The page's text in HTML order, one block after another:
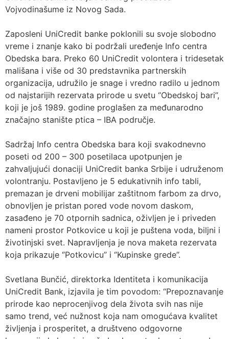
Vojvodinašume iz Novog Sada.
Zaposleni UniCredit banke poklonili su svoje slobodno
vreme i znanje kako bi podržali uređenje Info centra
Obedska bara. Preko 60 UniCredit volontera i tridesetak
mališana i više od 30 predstavnika partnerskih
organizacija, udružilo je snage i vredno radilo u jednom
od najstarijih rezervata prirode u svetu ‘’Obedskoj bari’’,
koji je još 1989. godine proglašen za međunarodno
značajno stanište ptica – IBA područje.
Sadržaj Info centra Obedska bara koji svakodnevno
poseti od 200 – 300 posetilaca upotpunjen je
zahvaljujući donaciji UniCredit banka Srbije i udruženom
volontranju. Postavljeno je 5 edukativnih info tabli,
premazan je drveni mobilijar zaštitnom farbom za drvo,
obnovljen je pristan pored vode novom daskom,
zasađeno je 70 otpornih sadnica, oživljen je i priveden
nameni prostor Potkovice u koji je puštena voda, biljni i
životinjski svet. Napravljenja je nova maketa rezervata
koja prikazuje ‘’Potkovicu’’ i ‘’Kupinske grede’’.
Svetlana Bunčić, direktorka Identiteta i komunikacija
UniCredit Bank, izjavila je tim povodom: “Prepoznavanje
prirode kao neprocenjivog dela života svih nas nije
samo trend, već nužnost koja nam omogućava kvalitet
življenja i prosperitet, a društveno odgovorne